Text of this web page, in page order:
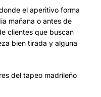
el aperitivo forma
mañana o antes de
clientes que buscan
bien tirada y alguna
del tapeo madrileño